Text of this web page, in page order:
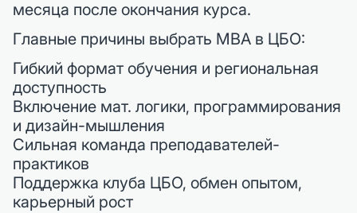
месяца после окончания курса.
Главные причины выбрать MBA в ЦБО:
Гибкий формат обучения и региональная
доступность
Включение мат. логики, программирования
и дизайн-мышления
Сильная команда преподавателей-
практиков
Поддержка клуба ЦБО, обмен опытом,
карьерный рост